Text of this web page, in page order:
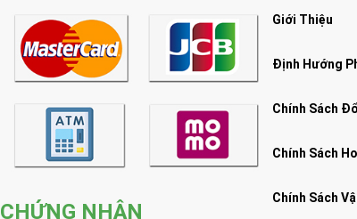
CHỨNG NHẬN
Giới Thiệu
Định Hướng
Chính Sách
Chính Sách
Chính Sách